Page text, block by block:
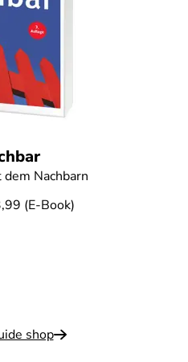
Nachbarn
(E-Book)
shop